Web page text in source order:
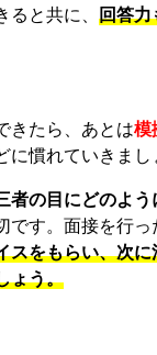
ると共に、 回答力
きたら、あとは模
に慣れていきまし
者の目にどのよ
です。面接を行っ
スをもらい、次
ょう。